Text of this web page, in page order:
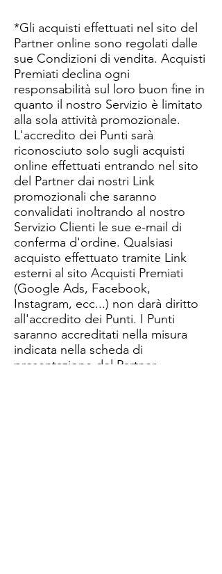
*Gli acquisti effettuati nel sito del
Partner online sono regolati dalle
sue Condizioni di vendita. Acquisti
Premiati declina ogni
responsabilità sul loro buon fine in
quanto il nostro Servizio è limitato
alla sola attività promozionale.
L'accredito dei Punti sarà
riconosciuto solo sugli acquisti
online effettuati entrando nel sito
del Partner dai nostri Link
promozionali che saranno
convalidati inoltrando al nostro
Servizio Clienti le sue e-mail di
conferma d'ordine. Qualsiasi
acquisto effettuato tramite Link
esterni al sito Acquisti Premiati
(Google Ads, Facebook,
Instagram, ecc...) non darà diritto
all'accredito dei Punti. I Punti
saranno accreditati nella misura
indicata nella scheda di
presentazione del Partner,